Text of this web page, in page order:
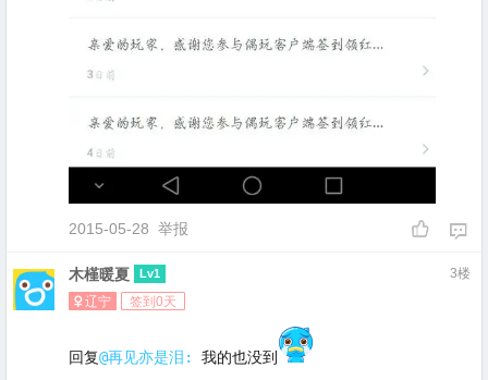
2015-05-28 举报
木槿暖夏 Lv1
辽宁 签到0天
回复@再见亦是泪: 我的也没到
3楼